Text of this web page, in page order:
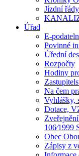
Jízdní
Úřad
E-
Povinné
Úřední
Rozpočty
Hodiny
Na čem
Vyhlášky,
Dotace,
106⁄1999
Obec
Zápisy z